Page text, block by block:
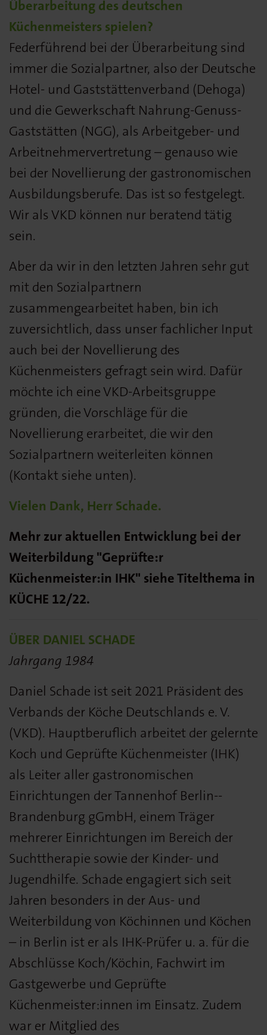
Überarbeitung des deutschen
Küchenmeisters spielen?
Federführend bei der Überarbeitung sind
immer die Sozialpartner, also der Deutsche
Hotel- und Gaststättenverband (Dehoga)
und die Gewerkschaft Nahrung-Genuss-
Gaststätten (NGG), als Arbeitgeber- und
Arbeitnehmervertretung – genauso wie
bei der Novellierung der gastronomischen
Ausbildungsberufe. Das ist so festgelegt.
Wir als VKD können nur beratend tätig
sein.
Aber da wir in den letzten Jahren sehr gut
mit den Sozialpartnern
zusammengearbeitet haben, bin ich
zuversichtlich, dass unser fachlicher Input
auch bei der Novellierung des
Küchenmeisters gefragt sein wird. Dafür
möchte ich eine VKD-Arbeitsgruppe
gründen, die Vorschläge für die
Novellierung erarbeitet, die wir den
Sozialpartnern weiterleiten können
(Kontakt siehe unten).
Vielen Dank, Herr Schade.
Mehr zur aktuellen Entwicklung bei der
Weiterbildung "Geprüfte:r
Küchenmeister:in IHK" siehe Titelthema in
KÜCHE 12/22.
ÜBER DANIEL SCHADE
Jahrgang 1984
Daniel Schade ist seit 2021 Präsident des
Verbands der Köche Deutschlands e. V.
(VKD). Hauptberuflich arbeitet der gelernte
Koch und Geprüfte Küchenmeister (IHK)
als Leiter aller gastronomischen
Einrichtungen der Tannenhof Berlin-­
Brandenburg gGmbH, einem Träger
mehrerer Einrichtungen im Bereich der
Suchttherapie sowie der Kinder- und
Jugendhilfe. Schade engagiert sich seit
Jahren besonders in der Aus- und
Weiterbildung von Köchinnen und Köchen
– in Berlin ist er als IHK-Prüfer u. a. für die
Abschlüsse Koch/Köchin, Fachwirt im
Gastgewerbe und Geprüfte
Küchenmeister:innen im Einsatz. Zudem
war er Mitglied des